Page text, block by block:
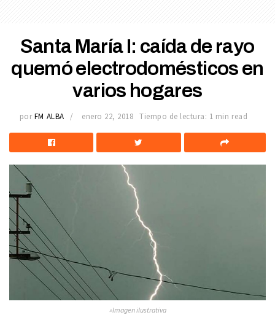
Santa María I: caída de rayo
quemó electrodomésticos en
varios hogares
por FM ALBA enero 22, 2018 Tiempo de lectura: 1 min read
»Imagen ilustrativa